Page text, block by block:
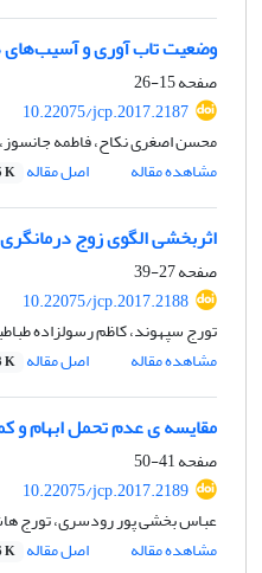
وضعیت تاب آوری و آسیب‌های
صفحه15-26
10.22075/jcp.2017.2187
محسن اصغری ‌نکاح، فاطمه جانسوز،
مشاهده مقاله
اصل مقاله K
اثربخشی الگوی زوج
صفحه27-39
10.22075/jcp.2017.2188
تورج سپهوند، کاظم رسولزاده
مشاهده مقاله
اصل مقاله K
مقایسه ی عدم تحمل ابهام و
صفحه41-50
10.22075/jcp.2017.2189
عباس بخشی پور رودسری، تورج
مشاهده مقاله
اصل مقاله K